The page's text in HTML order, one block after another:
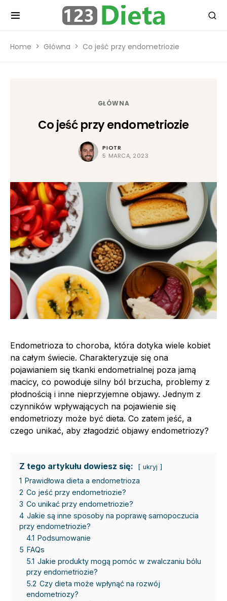
Home Główna Co jeść przy endometriozie
GŁÓWNA
Co jeść przy endometriozie
PIOTR
5 MARCA, 2023
Endometrioza to choroba, która dotyka wiele kobiet
na całym świecie. Charakteryzuje się ona
pojawianiem się tkanki endometrialnej poza jamą
macicy, co powoduje silny ból brzucha, problemy z
płodnością i inne nieprzyjemne objawy. Jednym z
czynników wpływających na pojawienie się
endometriozy może być dieta. Co zatem jeść, a
czego unikać, aby złagodzić objawy endometriozy?
Z tego artykułu dowiesz się: ukryj
1 Prawidłowa dieta a endometrioza
2 Co jeść przy endometriozie?
3 Co unikać przy endometriozie?
4 Jakie są inne sposoby na poprawę samopoczucia
przy endometriozie?
4.1 Podsumowanie
5 FAQs
5.1 Jakie produkty mogą pomóc w zwalczaniu bólu
przy endometriozie?
5.2 Czy dieta może wpłynąć na rozwój
endometriozy?